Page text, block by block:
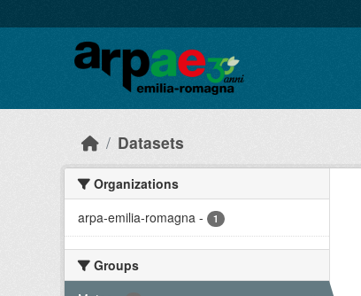
Datasets
Organizations
arpa-emilia-romagna - 1
Groups